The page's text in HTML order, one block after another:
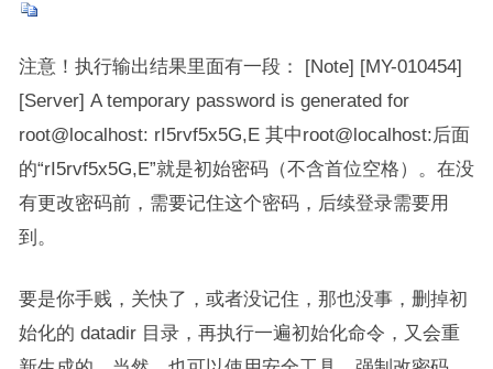
注意！执行输出结果里面有一段： [Note] [MY-010454]
[Server] A temporary password is generated for
root@localhost: rI5rvf5x5G,E 其中root@localhost:后面
的“rI5rvf5x5G,E”就是初始密码（不含首位空格）。在没
有更改密码前，需要记住这个密码，后续登录需要用
到。
要是你手贱，关快了，或者没记住，那也没事，删掉初
始化的 datadir 目录，再执行一遍初始化命令，又会重